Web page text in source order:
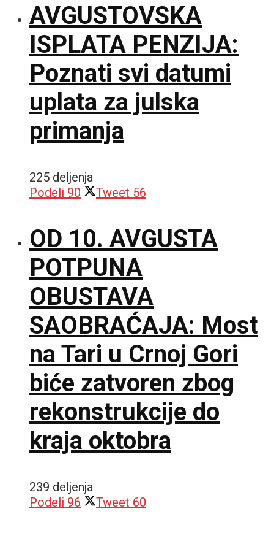
AVGUSTOVSKA
ISPLATA PENZIJA:
Poznati svi datumi
uplata za julska
primanja
225 deljenja
Podeli 90 Tweet 56
OD 10. AVGUSTA
POTPUNA
OBUSTAVA
SAOBRAĆAJA: Most
na Tari u Crnoj Gori
biće zatvoren zbog
rekonstrukcije do
kraja oktobra
239 deljenja
Podeli 96 Tweet 60